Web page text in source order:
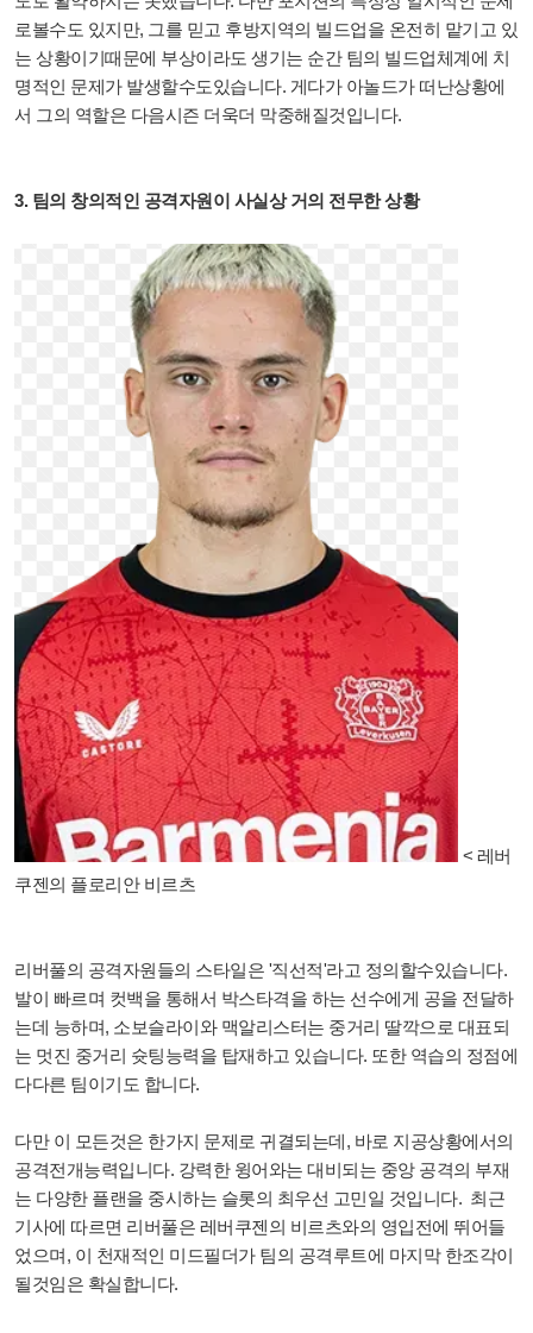
로볼수도 있지만, 그를 믿고 후방지역의 빌드업을 온전히 맡기고 있
는 상황이기때문에 부상이라도 생기는 순간 팀의 빌드업체계에 치
명적인 문제가 발생할수도있습니다. 게다가 아놀드가 떠난상황에
서 그의 역할은 다음시즌 더욱더 막중해질것입니다.
3. 팀의 창의적인 공격자원이 사실상 거의 전무한 상황
< 레버
쿠젠의 플로리안 비르츠
리버풀의 공격자원들의 스타일은 '직선적'라고 정의할수있습니다.
발이 빠르며 컷백을 통해서 박스타격을 하는 선수에게 공을 전달하
는데 능하며, 소보슬라이와 맥알리스터는 중거리 딸깍으로 대표되
는 멋진 중거리 슛팅능력을 탑재하고 있습니다. 또한 역습의 정점에
다다른 팀이기도 합니다.
다만 이 모든것은 한가지 문제로 귀결되는데, 바로 지공상황에서의
공격전개능력입니다. 강력한 윙어와는 대비되는 중앙 공격의 부재
는 다양한 플랜을 중시하는 슬롯의 최우선 고민일 것입니다. 최근
기사에 따르면 리버풀은 레버쿠젠의 비르츠와의 영입전에 뛰어들
었으며, 이 천재적인 미드필더가 팀의 공격루트에 마지막 한조각이
될것임은 확실합니다.